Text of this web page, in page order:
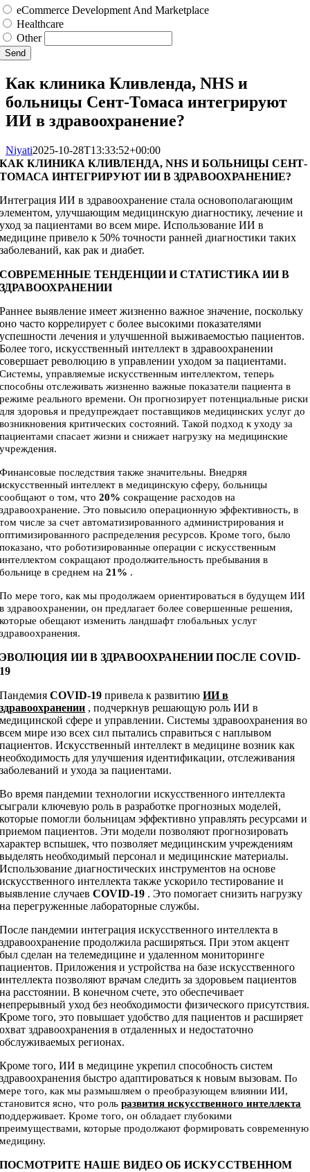
eCommerce Development And Marketplace
Healthcare
Other
Send
Как клиника Кливленда, NHS и
больницы Сент-Томаса интегрируют
ИИ в здравоохранение?
Niyati2025-10-28T13:33:52+00:00
КАК КЛИНИКА КЛИВЛЕНДА, NHS И БОЛЬНИЦЫ СЕНТ-
ТОМАСА ИНТЕГРИРУЮТ ИИ В ЗДРАВООХРАНЕНИЕ?
Интеграция ИИ в здравоохранение стала основополагающим
элементом, улучшающим медицинскую диагностику, лечение и
уход за пациентами во всем мире. Использование ИИ в
медицине привело к 50% точности ранней диагностики таких
заболеваний, как рак и диабет.
СОВРЕМЕННЫЕ ТЕНДЕНЦИИ И СТАТИСТИКА ИИ В
ЗДРАВООХРАНЕНИИ
Раннее выявление имеет жизненно важное значение, поскольку
оно часто коррелирует с более высокими показателями
успешности лечения и улучшенной выживаемостью пациентов.
Более того, искусственный интеллект в здравоохранении
совершает революцию в управлении уходом за пациентами.
Системы, управляемые искусственным интеллектом, теперь
способны отслеживать жизненно важные показатели пациента в
режиме реального времени. Он прогнозирует потенциальные риски
для здоровья и предупреждает поставщиков медицинских услуг до
возникновения критических состояний. Такой подход к уходу за
пациентами спасает жизни и снижает нагрузку на медицинские
учреждения.
Финансовые последствия также значительны. Внедряя
искусственный интеллект в медицинскую сферу, больницы
сообщают о том, что20% сокращение расходов на
здравоохранение. Это повысило операционную эффективность, в
том числе за счет автоматизированного администрирования и
оптимизированного распределения ресурсов. Кроме того, было
показано, что роботизированные операции с искусственным
интеллектом сокращают продолжительность пребывания в
больнице в среднем на21% .
По мере того, как мы продолжаем ориентироваться в будущем ИИ
в здравоохранении, он предлагает более совершенные решения,
которые обещают изменить ландшафт глобальных услуг
здравоохранения.
ЭВОЛЮЦИЯ ИИ В ЗДРАВООХРАНЕНИИ ПОСЛЕ COVID-
19
ПандемияCOVID-19 привела к развитиюИИ в
здравоохранении , подчеркнув решающую роль ИИ в
медицинской сфере и управлении. Системы здравоохранения во
всем мире изо всех сил пытались справиться с наплывом
пациентов. Искусственный интеллект в медицине возник как
необходимость для улучшения идентификации, отслеживания
заболеваний и ухода за пациентами.
Во время пандемии технологии искусственного интеллекта
сыграли ключевую роль в разработке прогнозных моделей,
которые помогли больницам эффективно управлять ресурсами и
приемом пациентов. Эти модели позволяют прогнозировать
характер вспышек, что позволяет медицинским учреждениям
выделять необходимый персонал и медицинские материалы.
Использование диагностических инструментов на основе
искусственного интеллекта также ускорило тестирование и
выявление случаевCOVID-19 . Это помогает снизить нагрузку
на перегруженные лабораторные службы.
После пандемии интеграция искусственного интеллекта в
здравоохранение продолжила расширяться. При этом акцент
был сделан на телемедицине и удаленном мониторинге
пациентов. Приложения и устройства на базе искусственного
интеллекта позволяют врачам следить за здоровьем пациентов
на расстоянии. В конечном счете, это обеспечивает
непрерывный уход без необходимости физического присутствия.
Кроме того, это повышает удобство для пациентов и расширяет
охват здравоохранения в отдаленных и недостаточно
обслуживаемых регионах.
Кроме того, ИИ в медицине укрепил способность систем
здравоохранения быстро адаптироваться к новым вызовам.По
мере того, как мы размышляем о преобразующем влиянии ИИ,
становится ясно, что рольразвития искусственного интеллекта
поддерживает. Кроме того, он обладает глубокими
преимуществами, которые продолжают формировать современную
медицину.
ПОСМОТРИТЕ НАШЕ ВИДЕО ОБ ИСКУССТВЕННОМ